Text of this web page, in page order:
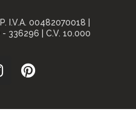
I.V.A. 00482070018 |
336296 | C.V. 10.000